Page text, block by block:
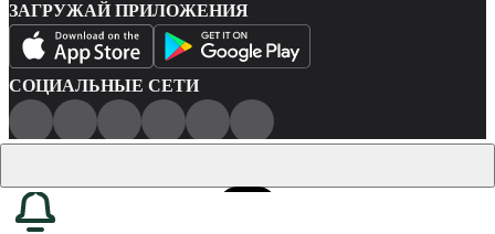
ЗАГРУЖАЙ ПРИЛОЖЕНИЯ
СОЦИАЛЬНЫЕ СЕТИ
Политика конфиденциальности
Карта сайта